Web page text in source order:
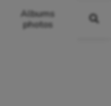
Albums
photos